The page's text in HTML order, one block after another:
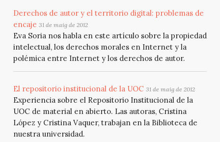
Derechos de autor y el territorio digital: problemas de
encaje 31 de maig de 2012
Eva Soria nos habla en este artículo sobre la propiedad
intelectual, los derechos morales en Internet y la
polémica entre Internet y los derechos de autor.
El repositorio institucional de la UOC 31 de maig de 2012
Experiencia sobre el Repositorio Institucional de la
UOC de material en abierto. Las autoras, Cristina
López y Cristina Vaquer, trabajan en la Biblioteca de
nuestra universidad.